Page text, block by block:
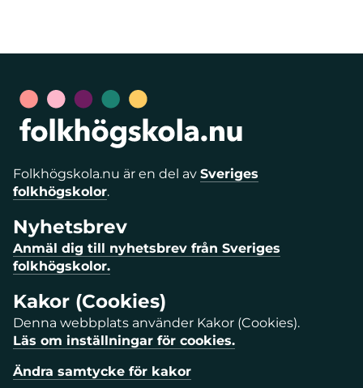
Folkhögskola.nu är en del av Sveriges
folkhögskolor.
Nyhetsbrev
Anmäl dig till nyhetsbrev från Sveriges
folkhögskolor.
Kakor (Cookies)
Denna webbplats använder Kakor (Cookies).
Läs om inställningar för cookies.
Ändra samtycke för kakor